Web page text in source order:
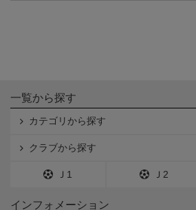
一覧から探す
カテゴリから探す
クラブから探す
Ｊ1 Ｊ2
インフォメーション